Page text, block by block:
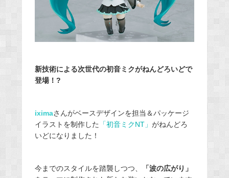
新技術による次世代の初音ミクがねんどろいどで
登場！?
iximaさんがベースデザインを担当＆パッケージ
イラストを制作した 「初音ミクNT」 がねんどろ
いどになりました！
今までのスタイルを踏襲しつつ、
「波の広がり」